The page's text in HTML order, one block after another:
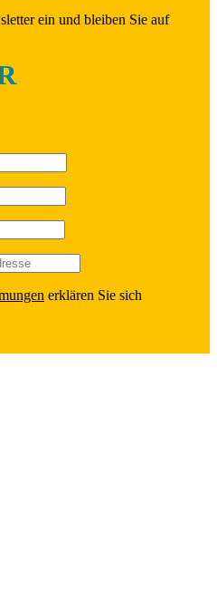
ein und bleiben Sie auf
erklä­ren Sie sich